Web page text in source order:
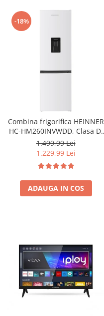
-18%
Combina frigorifica HEINNER
HC-HM260INVWDD, Clasa D,
260L, Dozator apa, Control
electronic cu termostat
ajustabil, Lumina LED, Usa
reversibila, H 180 cm, Alb
1.499,99 Lei
1.229,99 Lei
ADAUGA IN COS